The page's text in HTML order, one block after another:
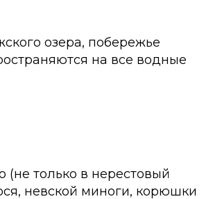
озера, побережье
на все водные
только в нерестовый
невской миноги, корюшки